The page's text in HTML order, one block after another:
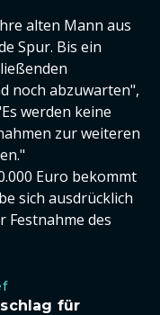
alten Mann aus
Spur. Bis ein
noch abzuwarten",
werden keine
zur weiteren
Euro bekommt
sich ausdrücklich
Festnahme des
für